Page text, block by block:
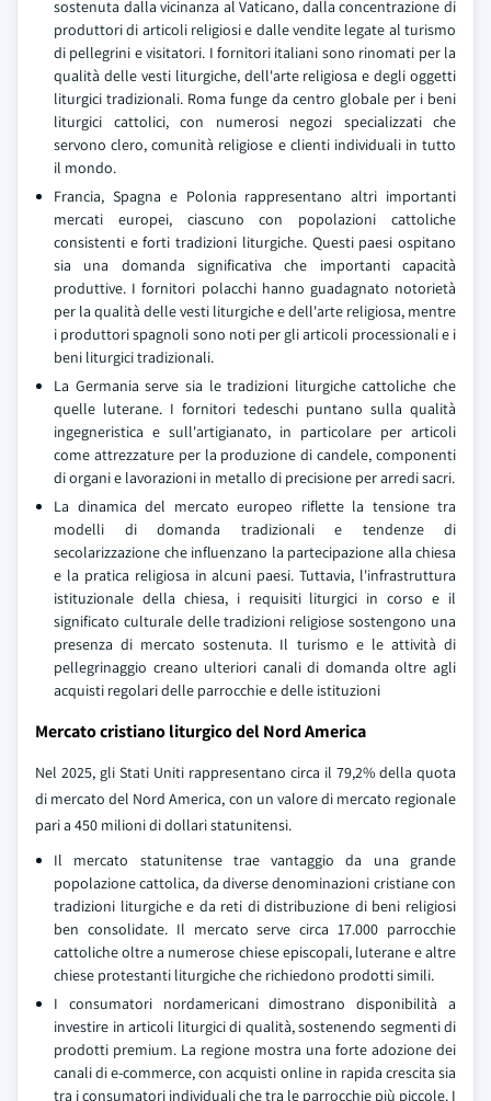
sostenuta dalla vicinanza al Vaticano, dalla concentrazione di
produttori di articoli religiosi e dalle vendite legate al turismo
di pellegrini e visitatori. I fornitori italiani sono rinomati per la
qualità delle vesti liturgiche, dell'arte religiosa e degli oggetti
liturgici tradizionali. Roma funge da centro globale per i beni
liturgici cattolici, con numerosi negozi specializzati che
servono clero, comunità religiose e clienti individuali in tutto
il mondo.
Francia, Spagna e Polonia rappresentano altri importanti
mercati europei, ciascuno con popolazioni cattoliche
consistenti e forti tradizioni liturgiche. Questi paesi ospitano
sia una domanda significativa che importanti capacità
produttive. I fornitori polacchi hanno guadagnato notorietà
per la qualità delle vesti liturgiche e dell'arte religiosa, mentre
i produttori spagnoli sono noti per gli articoli processionali e i
beni liturgici tradizionali.
La Germania serve sia le tradizioni liturgiche cattoliche che
quelle luterane. I fornitori tedeschi puntano sulla qualità
ingegneristica e sull'artigianato, in particolare per articoli
come attrezzature per la produzione di candele, componenti
di organi e lavorazioni in metallo di precisione per arredi sacri.
La dinamica del mercato europeo riflette la tensione tra
modelli di domanda tradizionali e tendenze di
secolarizzazione che influenzano la partecipazione alla chiesa
e la pratica religiosa in alcuni paesi. Tuttavia, l'infrastruttura
istituzionale della chiesa, i requisiti liturgici in corso e il
significato culturale delle tradizioni religiose sostengono una
presenza di mercato sostenuta. Il turismo e le attività di
pellegrinaggio creano ulteriori canali di domanda oltre agli
acquisti regolari delle parrocchie e delle istituzioni
Mercato cristiano liturgico del Nord America
Nel 2025, gli Stati Uniti rappresentano circa il 79,2% della quota
di mercato del Nord America, con un valore di mercato regionale
pari a 450 milioni di dollari statunitensi.
Il mercato statunitense trae vantaggio da una grande
popolazione cattolica, da diverse denominazioni cristiane con
tradizioni liturgiche e da reti di distribuzione di beni religiosi
ben consolidate. Il mercato serve circa 17.000 parrocchie
cattoliche oltre a numerose chiese episcopali, luterane e altre
chiese protestanti liturgiche che richiedono prodotti simili.
I consumatori nordamericani dimostrano disponibilità a
investire in articoli liturgici di qualità, sostenendo segmenti di
prodotti premium. La regione mostra una forte adozione dei
canali di e-commerce, con acquisti online in rapida crescita sia
tra i consumatori individuali che tra le parrocchie più piccole. I